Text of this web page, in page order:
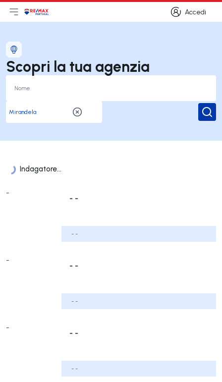
Accedi
Accedi
Apri il menu principale
LogoVai alla homepage
Scopri la tua agenzia
Indagatore...
Elenco Uffici
-
- -
- -
-
- -
- -
-
- -
- -